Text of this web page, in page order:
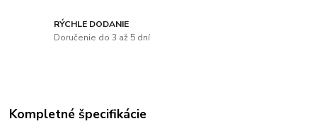
RÝCHLE DODANIE
Doručenie do 3 až 5 dní
Kompletné špecifikácie